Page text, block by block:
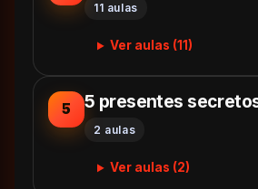
11 aulas
Ver aulas (11)
5 5 presentes
2 aulas
Ver aulas (2)